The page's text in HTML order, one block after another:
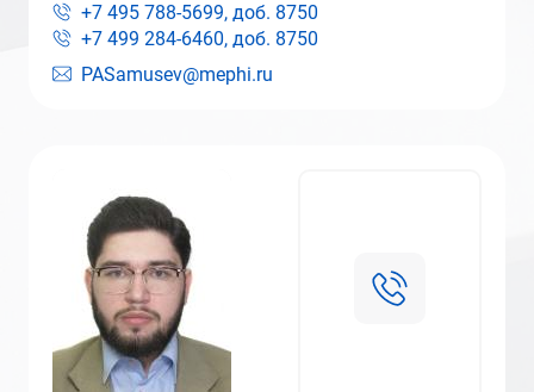
PASamusev@mephi.ru
+7 495 788-5699, доб. 8750
+7 499 284-6460, доб. 8750